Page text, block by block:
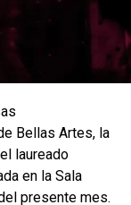
Bellas Artes, la
laureado
en la Sala
presente mes.